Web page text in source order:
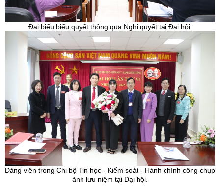
Đại biểu biểu quyết thông qua Nghị quyết tại Đại hội.
Đảng viên trong Chi bộ Tin học - Kiểm soát - Hành chính công chụp
ảnh lưu niệm tại Đại hội.